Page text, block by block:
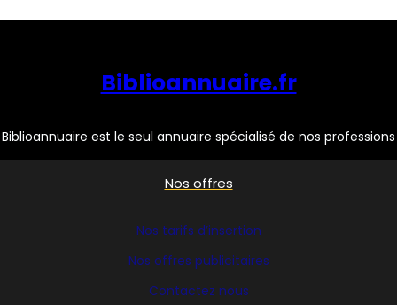
Biblioannuaire.fr
Biblioannuaire est le seul annuaire spécialisé de nos professions
Nos offres
Nos tarifs d’insertion
Nos offres publicitaires
Contactez nous